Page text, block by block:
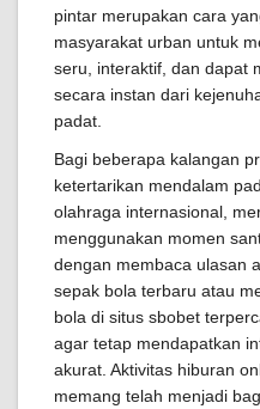
pintar merupakan cara
masyarakat urban untuk
seru, interaktif, dan dapat
secara instan dari
padat.
Bagi beberapa kalangan
ketertarikan mendalam
olahraga internasional,
menggunakan momen
dengan membaca ulasan
sepak bola terbaru atau
bola di situs sbobet
agar tetap mendapatkan
akurat. Aktivitas hiburan
memang telah menjadi